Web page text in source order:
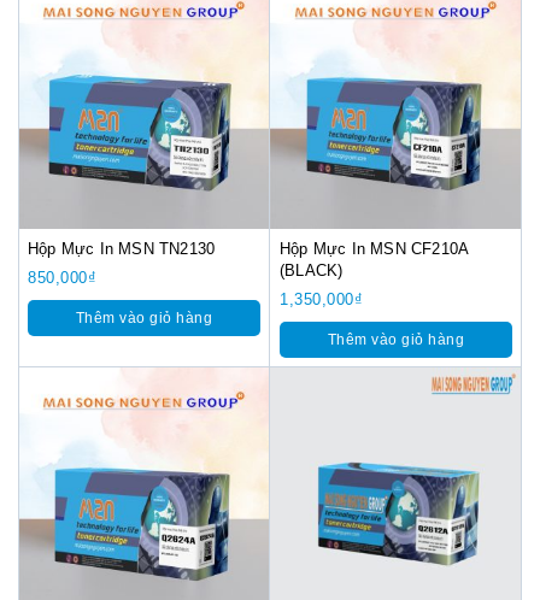
Hộp Mực In MSN TN2130
850,000₫
Thêm vào giỏ hàng
Hộp Mực In MSN CF210A
(BLACK)
1,350,000₫
Thêm vào giỏ hàng